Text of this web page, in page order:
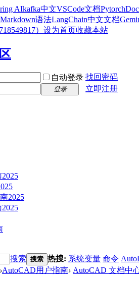
AIkafka中文VSCode文档Pytorch
Markdown语法LangChain中文文档
） 设为首页收藏本站
自动登录 找回密码
登录 立即注册
2025
搜索 搜索 热搜: 系统变量 命令
›AutoCAD用户指南› AutoCAD 文档中